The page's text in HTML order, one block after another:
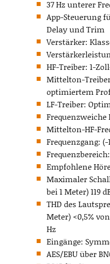
37 Hz unterer
App-Steuerung
Delay und Trim
Verstärker:
HF-Treiber: 1-
Mittelton-
optimiertem
LF-Treiber:
Mittelton-HF-
Frequenzgang: (-
Empfohlene
Maximaler
bei 1 Meter) 119
THD des
Meter) <0,5%
Hz
Eingänge:
AES/EBU über